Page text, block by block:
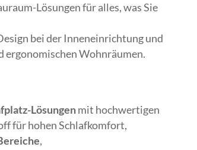
Lösungen für alles, was Sie
bei der Inneneinrichtung und
Wohnräumen.
Lösungenmit hochwertigen
für hohen Schlafkomfort,
,